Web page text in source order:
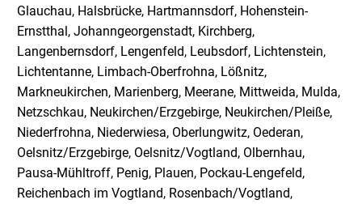
Glauchau, Halsbrücke, Hartmannsdorf, Hohenstein-
Ernstthal, Johanngeorgenstadt, Kirchberg,
Langenbernsdorf, Lengenfeld, Leubsdorf, Lichtenstein,
Lichtentanne, Limbach-Oberfrohna, Lößnitz,
Markneukirchen, Marienberg, Meerane, Mittweida, Mulda,
Netzschkau, Neukirchen/Erzgebirge, Neukirchen/Pleiße,
Niederfrohna, Niederwiesa, Oberlungwitz, Oederan,
Oelsnitz/Erzgebirge, Oelsnitz/Vogtland, Olbernhau,
Pausa-Mühltroff, Penig, Plauen, Pockau-Lengefeld,
Reichenbach im Vogtland, Rosenbach/Vogtland,